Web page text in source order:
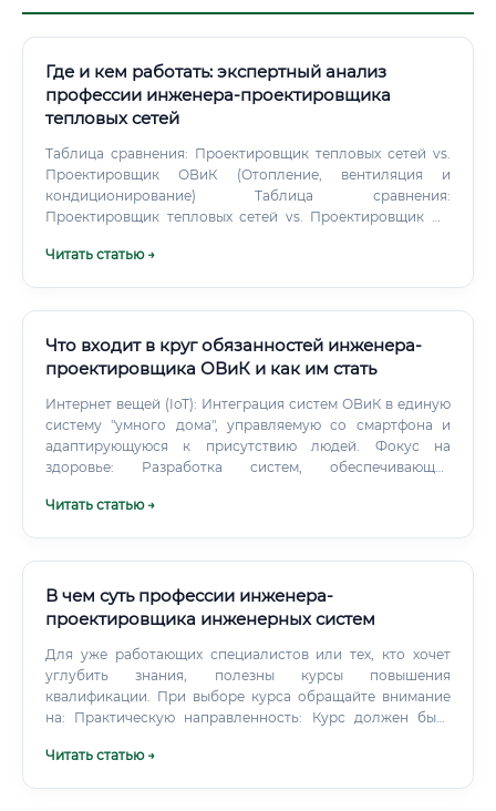
Где и кем работать: экспертный анализ
профессии инженера-проектировщика
тепловых сетей
Таблица сравнения: Проектировщик тепловых сетей vs.
Проектировщик ОВиК (Отопление, вентиляция и
кондиционирование) Таблица сравнения:
Проектировщик тепловых сетей vs. Проектировщик ВК
Проектировщик (создание) vs.
Читать статью →
Что входит в круг обязанностей инженера-
проектировщика ОВиК и как им стать
Интернет вещей (IoT): Интеграция систем ОВиК в единую
систему "умного дома", управляемую со смартфона и
адаптирующуюся к присутствию людей. Фокус на
здоровье: Разработка систем, обеспечивающих
после пандемии) с многоступенчатой фильтрацией и
Читать статью →
В чем суть профессии инженера-
проектировщика инженерных систем
Для уже работающих специалистов или тех, кто хочет
углубить знания, полезны курсы повышения
квалификации. При выборе курса обращайте внимание
на: Практическую направленность: Курс должен быть
Преподавателей-практиков: Лучшие знания передают те,
Читать статью →